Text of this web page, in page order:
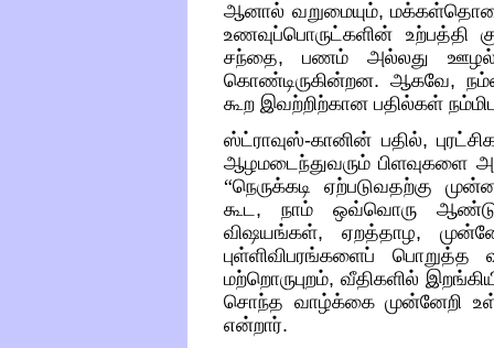
ஆனால் வறுமையும்,
உணவுப்பொருட்களின் உற்பத்தி
சந்தை, பணம் அல்லது ஊழல்
கொண்டிருகின்றன. ஆகவே,
கூற இவற்றிற்கான பதில்கள்
ஸ்ட்ராவுஸ்-கானின் பதில்,
ஆழமடைந்துவரும் பிளவுகளை
“நெருக்கடி ஏற்படுவதற்கு
கூட , நாம் ஒவ்வொரு
விஷயங்கள், ஏறத்தாழ,
புள்ளிவிபரங்களைப்
மற்றொருபுறம்,வீதிகளில்
சொந்த வாழ்க்கை முன்னேறி
என்றார்.